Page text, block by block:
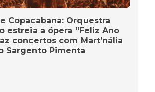
Copacabana: Orquestra
estreia a ópera “Feliz Ano
concertos com Mart’nália
Sargento Pimenta